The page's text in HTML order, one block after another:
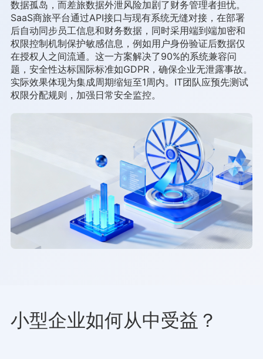
数据孤岛，而差旅数据外泄风险加剧了财务管理者担忧。
SaaS商旅平台通过API接口与现有系统无缝对接，在部署
后自动同步员工信息和财务数据，同时采用端到端加密和
权限控制机制保护敏感信息，例如用户身份验证后数据仅
在授权人之间流通。这一方案解决了90%的系统兼容问
题，安全性达标国际标准如GDPR，确保企业无泄露事故。
实际效果体现为集成周期缩短至1周内。IT团队应预先测试
权限分配规则，加强日常安全监控。
小型企业如何从中受益？